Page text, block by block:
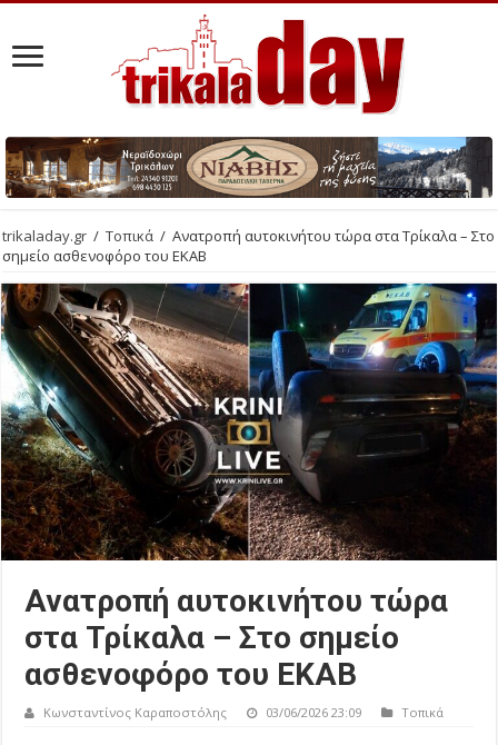
trikaladay.gr / Τοπικά / Ανατροπή αυτοκινήτου τώρα στα Τρίκαλα – Στο
σημείο ασθενοφόρο του ΕΚΑΒ
Ανατροπή αυτοκινήτου τώρα
στα Τρίκαλα – Στο σημείο
ασθενοφόρο του ΕΚΑΒ
Κωνσταντίνος Καραποστόλης 03/06/2026 23:09 Τοπικά